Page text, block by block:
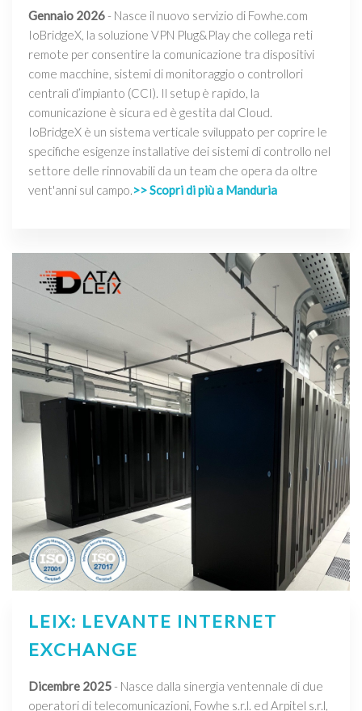
Gennaio 2026- Nasce il nuovo servizio di Fowhe.com
IoBridgeX, la soluzione VPN Plug&Play che collega reti
remote per consentire la comunicazione tra dispositivi
come macchine, sistemi di monitoraggio o controllori
centrali d’impianto (CCI). Il setup è rapido, la
comunicazione è sicura ed è gestita dal Cloud.
IoBridgeX è un sistema verticale sviluppato per coprire le
specifiche esigenze installative dei sistemi di controllo nel
settore delle rinnovabili da un team che opera da oltre
vent'anni sul campo.>> Scopri di più a Manduria
LEIX: LEVANTE INTERNET
EXCHANGE
Dicembre 2025- Nasce dalla sinergia ventennale di due
operatori di telecomunicazioni, Fowhe s.r.l. ed Arpitel s.r.l,